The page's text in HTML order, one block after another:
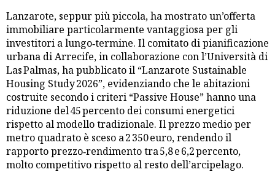
Lanzarote, seppur più piccola, ha mostrato un’offerta
immobiliare particolarmente vantaggiosa per gli
investitori a lungo‑termine. Il comitato di pianificazione
urbana di Arrecife, in collaborazione con l’Università di
Las Palmas, ha pubblicato il “Lanzarote Sustainable
Housing Study 2026”, evidenziando che le abitazioni
costruite secondo i criteri “Passive House” hanno una
riduzione del 45 percento dei consumi energetici
rispetto al modello tradizionale. Il prezzo medio per
metro quadrato è sceso a 2 350 euro, rendendo il
rapporto prezzo‑rendimento tra 5,8 e 6,2 percento,
molto competitivo rispetto al resto dell’arcipelago.